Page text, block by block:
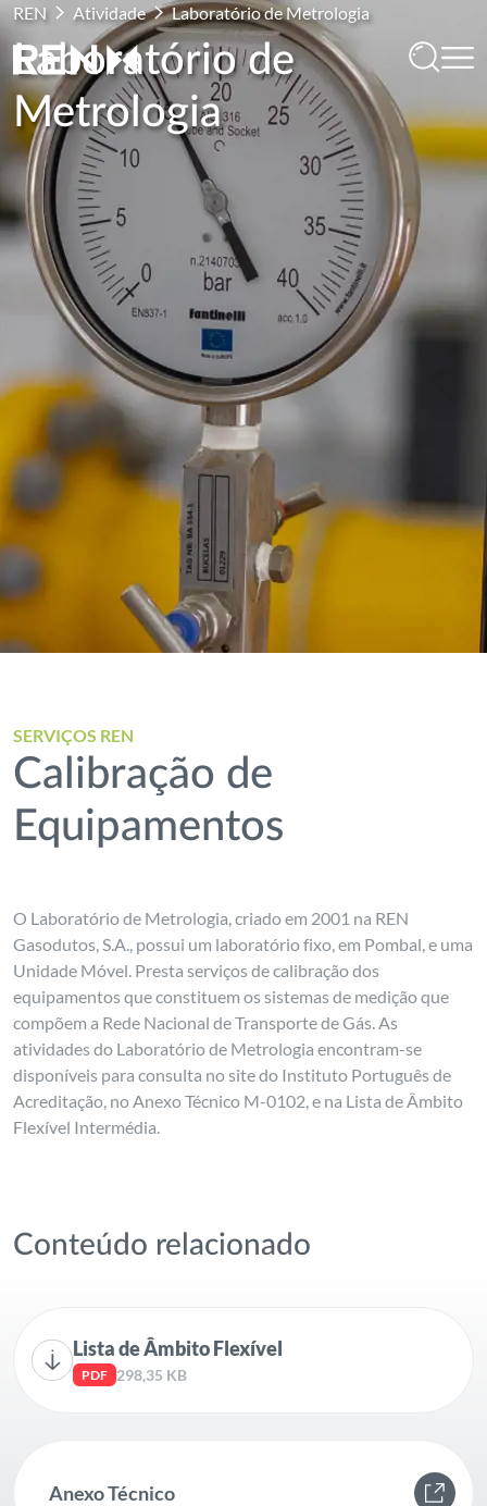
REN Atividade Laboratório de Metrologia
Laboratório de
Metrologia
SERVIÇOS REN
Calibração de
Equipamentos
O Laboratório de Metrologia, criado em 2001 na REN
Gasodutos, S.A., possui um laboratório fixo, em Pombal, e uma
Unidade Móvel. Presta serviços de calibração dos
equipamentos que constituem os sistemas de medição que
compõem a Rede Nacional de Transporte de Gás. As
atividades do Laboratório de Metrologia encontram-se
disponíveis para consulta no site do Instituto Português de
Acreditação, no Anexo Técnico M-0102, e na Lista de Âmbito
Flexível Intermédia.
Conteúdo relacionado
Lista de Âmbito Flexível
PDF 298,35 KB
Anexo Técnico